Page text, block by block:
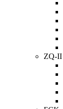
ZQ-II